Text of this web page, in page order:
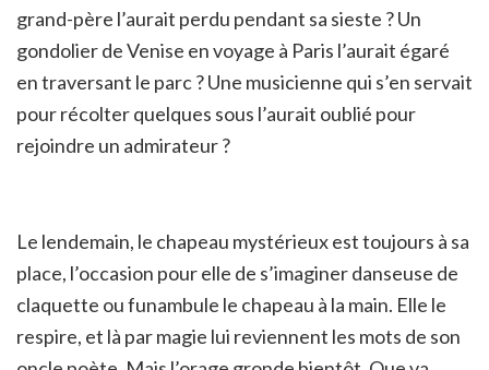
grand-père l’aurait perdu pendant sa sieste ? Un
gondolier de Venise en voyage à Paris l’aurait égaré
en traversant le parc ? Une musicienne qui s’en servait
pour récolter quelques sous l’aurait oublié pour
rejoindre un admirateur ?
Le lendemain, le chapeau mystérieux est toujours à sa
place, l’occasion pour elle de s’imaginer danseuse de
claquette ou funambule le chapeau à la main. Elle le
respire, et là par magie lui reviennent les mots de son